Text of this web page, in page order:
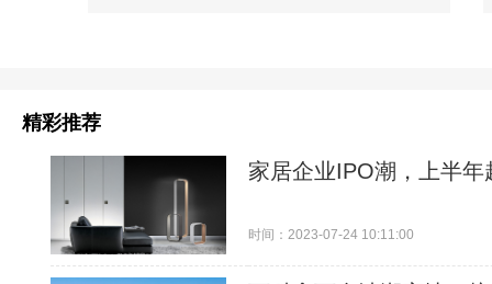
精彩推荐
家居企业IPO潮，上半
时间：2023-07-24 10:11:00